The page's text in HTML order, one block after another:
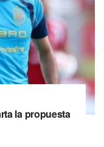
la propuesta